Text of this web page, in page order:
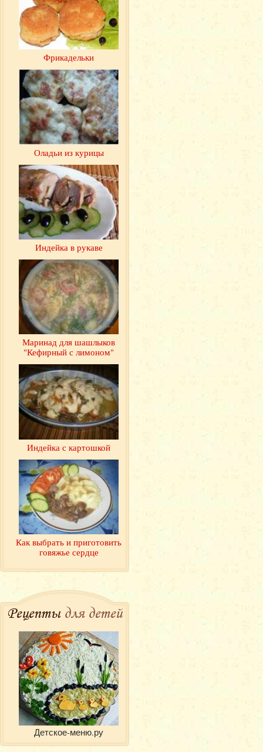
Фрикадельки
Оладьи из курицы
Индейка в рукаве
Маринад для шашлыков
"Кефирный с лимоном"
Индейка с картошкой
Как выбрать и приготовить
говяжье сердце
Рецепты для детей
Детское-меню.ру